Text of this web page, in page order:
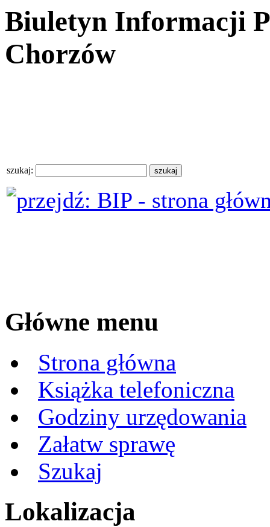
Biuletyn Informacji
Chorzów
szukaj:
Główne menu
Strona główna
Książka telefoniczna
Godziny urzędowania
Załatw sprawę
Szukaj
Lokalizacja